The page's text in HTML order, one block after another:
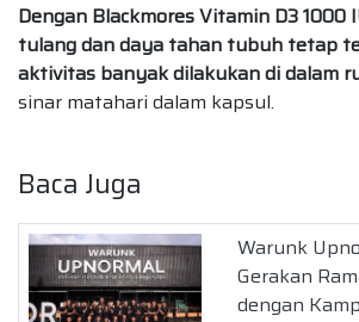
Dengan Blackmores Vitamin D3 1000
tulang dan daya tahan tubuh tetap
aktivitas banyak dilakukan di dalam
sinar matahari dalam kapsul.
Baca Juga
Warunk
Gerakan
dengan